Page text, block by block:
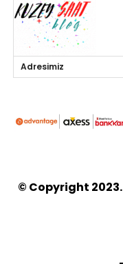
Adresimiz
© Copyright 2023.